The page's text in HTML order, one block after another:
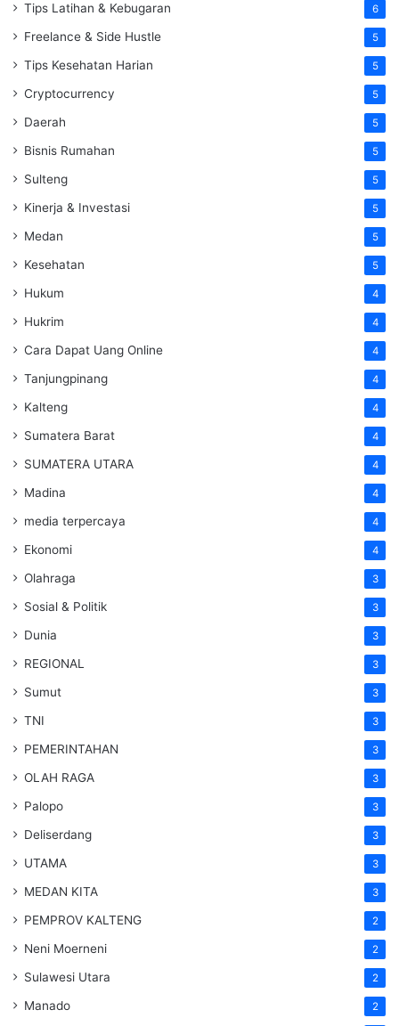
Tips Latihan & Kebugaran 6
Freelance & Side Hustle 5
Tips Kesehatan Harian 5
Cryptocurrency 5
Daerah 5
Bisnis Rumahan 5
Sulteng 5
Kinerja & Investasi 5
Medan 5
Kesehatan 5
Hukum 4
Hukrim 4
Cara Dapat Uang Online 4
Tanjungpinang 4
Kalteng 4
Sumatera Barat 4
SUMATERA UTARA 4
Madina 4
media terpercaya 4
Ekonomi 4
Olahraga 3
Sosial & Politik 3
Dunia 3
REGIONAL 3
Sumut 3
TNI 3
PEMERINTAHAN 3
OLAH RAGA 3
Palopo 3
Deliserdang 3
UTAMA 3
MEDAN KITA 3
PEMPROV KALTENG 2
Neni Moerneni 2
Sulawesi Utara 2
Manado 2